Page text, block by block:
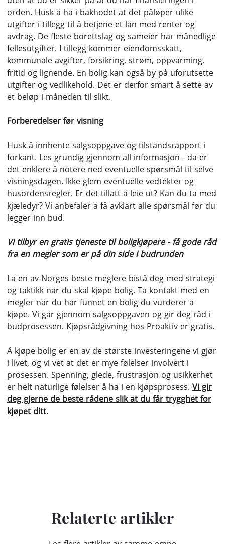
orden. Husk å ha i bakhodet at det påløper ulike
utgifter i tillegg til å betjene et lån med renter og
avdrag. De fleste borettslag og sameier har månedlige
fellesutgifter. I tillegg kommer eiendomsskatt,
kommunale avgifter, forsikring, strøm, oppvarming,
fritid og lignende. En bolig kan også by på uforutsette
utgifter og vedlikehold. Det er derfor smart å sette av
et beløp i måneden til slikt.
Forberedelser før visning
Husk å innhente salgsoppgave og tilstandsrapport i
forkant. Les grundig gjennom all informasjon - da er
det enklere å notere ned eventuelle spørsmål til selve
visningsdagen. Ikke glem eventuelle vedtekter og
husordensregler. Er det tillatt å leie ut? Kan du ta med
kjæledyr? Vi anbefaler å få avklart alle spørsmål før du
legger inn bud.
Vi tilbyr en gratis tjeneste til boligkjøpere - få gode råd
fra en megler som er på din side i budrunden
La en av Norges beste meglere bistå deg med strategi
og taktikk når du skal kjøpe bolig. Ta kontakt med en
megler når du har funnet en bolig du vurderer å
kjøpe. Vi går gjennom salgsoppgaven og gir deg råd i
budprosessen. Kjøpsrådgivning hos Proaktiv er gratis.
Å kjøpe bolig er en av de største investeringene vi gjør
i livet, og vi vet at det er mye følelser involvert i
prosessen. Spenning, glede, frustrasjon og usikkerhet
er helt naturlige følelser å ha i en kjøpsprosess. Vi gir
deg gjerne de beste rådene slik at du får trygghet for
kjøpet ditt.
Relaterte artikler